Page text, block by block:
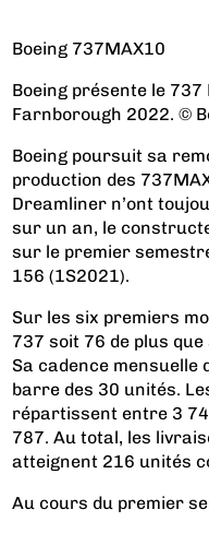
Boeing 737MAX10
Boeing présente le
Farnborough 2022. ©
Boeing poursuit sa
production des
Dreamliner n’ont
sur un an, le
sur le premier
156 (1S2021).
Sur les six premiers
737 soit 76 de plus
Sa cadence mensuelle
barre des 30 unités.
répartissent entre 3
787. Au total, les
atteignent 216 unités
Au cours du premier